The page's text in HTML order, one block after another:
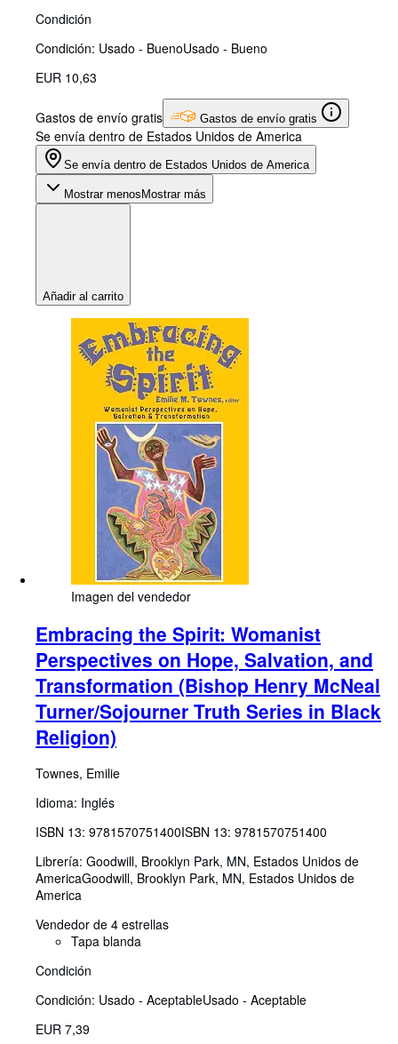
Condición
Condición: Usado - BuenoUsado - Bueno
EUR 10,63
Gastos de envío gratis Gastos de envío gratis
Se envía dentro de Estados Unidos de America
Se envía dentro de Estados Unidos de America
Mostrar menos Mostrar más
Añadir al carrito
Imagen del vendedor
Embracing the Spirit: Womanist
Perspectives on Hope, Salvation, and
Transformation (Bishop Henry McNeal
Turner/Sojourner Truth Series in Black
Religion)
Townes, Emilie
Idioma: Inglés
ISBN 13: 9781570751400ISBN 13: 9781570751400
Librería: Goodwill, Brooklyn Park, MN, Estados Unidos de
AmericaGoodwill, Brooklyn Park, MN, Estados Unidos de
America
Vendedor de 4 estrellas
Tapa blanda
Condición
Condición: Usado - AceptableUsado - Aceptable
EUR 7,39